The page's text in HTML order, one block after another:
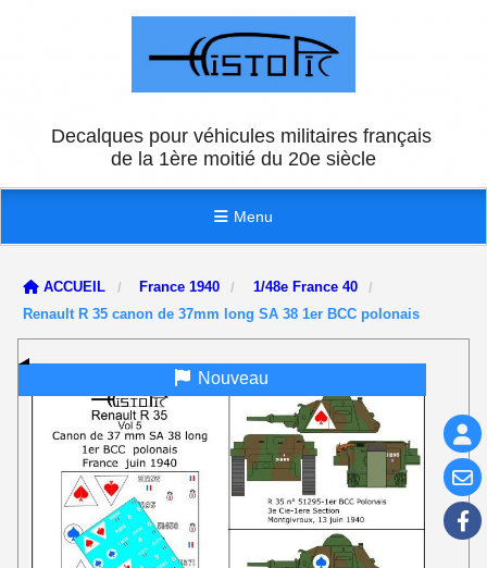
Decalques pour véhicules militaires français
de la 1ère moitié du 20e siècle
Menu
ACCUEIL France 1940
1/48e France 40
Renault R 35 canon de 37mm long SA 38 1er BCC polonais
Nouveau